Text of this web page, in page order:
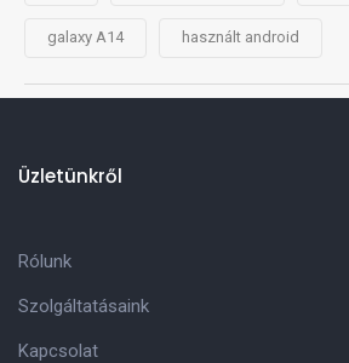
galaxy A14 használt android
Üzletünkről
Rólunk
Szolgáltatásaink
Kapcsolat